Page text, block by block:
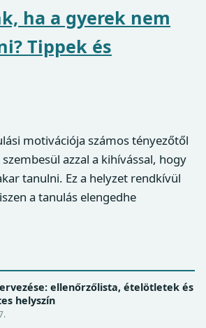
ha a gyerek nem
Tippek és
motivációja számos tényezőtől
azzal a kihívással, hogy
tanulni. Ez a helyzet rendkívül
a tanulás elengedhe
ellenőrzőlista, ételötletek és
helyszín